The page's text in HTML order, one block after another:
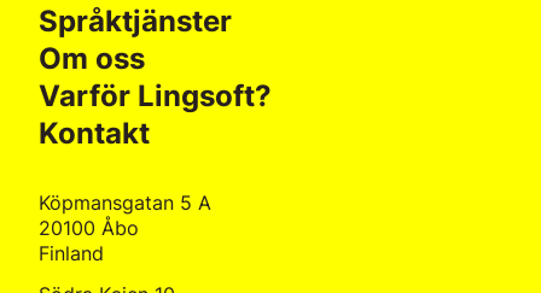
Köpmansgatan 5 A
20100 Åbo
Finland
Språktjänster
Om oss
Varför Lingsoft?
Kontakt